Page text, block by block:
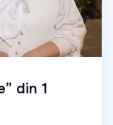
din 1